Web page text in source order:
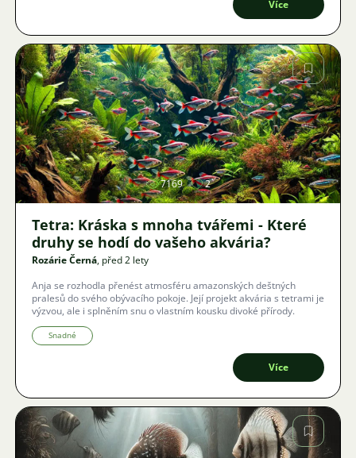
Více
Obrázek
7169 2
Tetra: Kráska s mnoha tvářemi - Které
druhy se hodí do vašeho akvária?
Rozárie Černá, před 2 lety
Anja se rozhodla přenést atmosféru amazonských deštných
pralesů do svého obývacího pokoje. Její projekt akvária s tetrami je
výzvou, ale i splněním snu o vlastním kousku divoké přírody.
Snadné
Více